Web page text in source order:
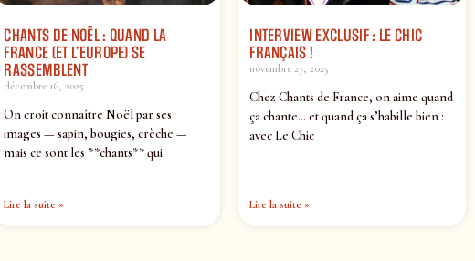
CHANTS DE NOËL : QUAND LA
FRANCE (ET L’EUROPE) SE
RASSEMBLENT
décembre 16, 2025
On croit connaître Noël par ses
images — sapin, bougies, crèche —
mais ce sont les **chants** qui
Lire la suite »
INTERVIEW EXCLUSIF : LE CHIC
FRANÇAIS !
novembre 27, 2025
Chez Chants de France, on aime quand
ça chante… et quand ça s’habille bien :
avec Le Chic
Lire la suite »